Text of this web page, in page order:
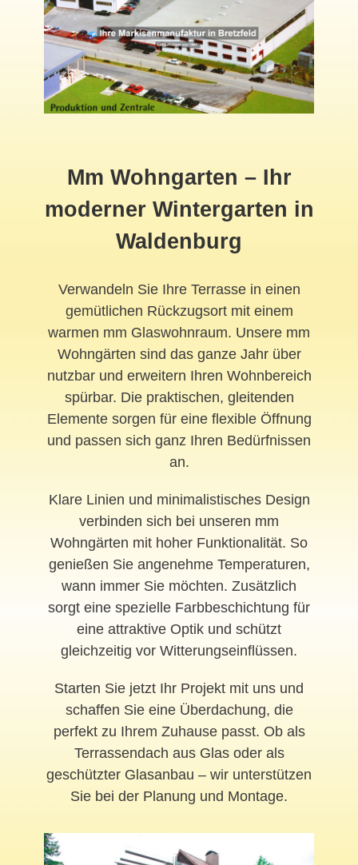
Mm Wohngarten – Ihr
moderner Wintergarten in
Waldenburg
Verwandeln Sie Ihre Terrasse in einen
gemütlichen Rückzugsort mit einem
warmen mm Glaswohnraum. Unsere mm
Wohngärten sind das ganze Jahr über
nutzbar und erweitern Ihren Wohnbereich
spürbar. Die praktischen, gleitenden
Elemente sorgen für eine flexible Öffnung
und passen sich ganz Ihren Bedürfnissen
an.
Klare Linien und minimalistisches Design
verbinden sich bei unseren mm
Wohngärten mit hoher Funktionalität. So
genießen Sie angenehme Temperaturen,
wann immer Sie möchten. Zusätzlich
sorgt eine spezielle Farbbeschichtung für
eine attraktive Optik und schützt
gleichzeitig vor Witterungseinflüssen.
Starten Sie jetzt Ihr Projekt mit uns und
schaffen Sie eine Überdachung, die
perfekt zu Ihrem Zuhause passt. Ob als
Terrassendach aus Glas oder als
geschützter Glasanbau – wir unterstützen
Sie bei der Planung und Montage.